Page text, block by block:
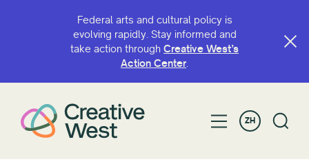
Federal arts and cultural policy is
evolving rapidly. Stay informed and
take action through Creative West’s
Action Center.
ZH